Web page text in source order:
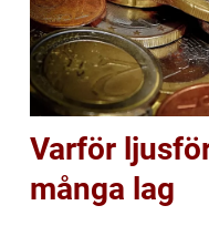
Varför
många lag